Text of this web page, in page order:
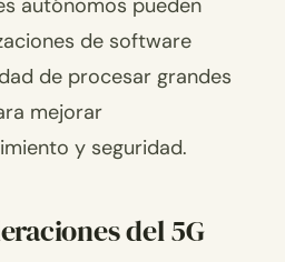
autónomos pueden
de software
de procesar grandes
mejorar
y seguridad.
del 5G